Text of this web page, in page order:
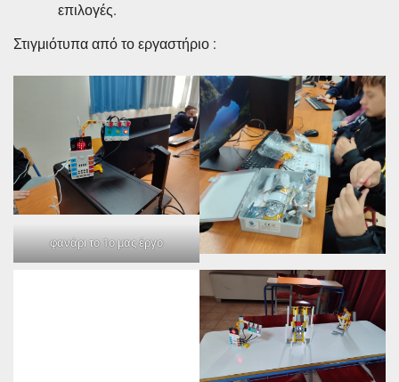
επιλογές.
Στιγμιότυπα από το εργαστήριο :
φανάρι το 1ο μας έργο